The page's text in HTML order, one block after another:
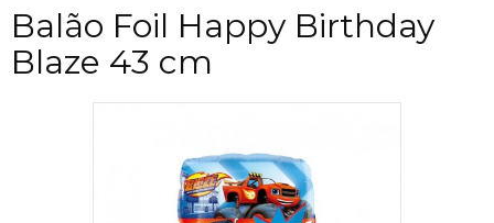
Balão Foil Happy Birthday
Blaze 43 cm